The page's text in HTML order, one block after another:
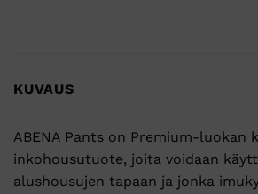
KUVAUS
ABENA Pants on Premium-luokan
inkohousutuote, joita voidaan
alushousujen tapaan ja jonka